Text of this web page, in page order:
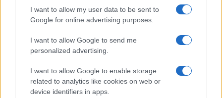
I want to allow my user data to be sent to
Google for online advertising purposes.
I want to allow Google to send me
personalized advertising.
I want to allow Google to enable storage
related to analytics like cookies on web or
device identifiers in apps.
cliccare quiper iscriversi al canale ed essere sempre
aggiornati (gratis).
#GIUSEPPE CRUCIANI #LA RIPARTENZA 2024
10